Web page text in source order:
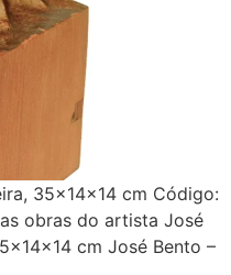
35x14x14 cm Código:
obras do artista José
cm José Bento –